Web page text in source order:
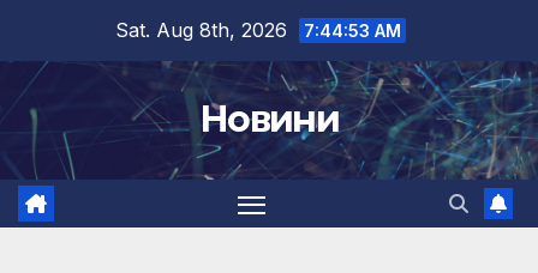
content
Sat. Aug 8th, 2026 7:44:54 AM
Новини